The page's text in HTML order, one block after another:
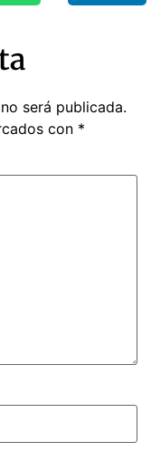
será publicada.
con *